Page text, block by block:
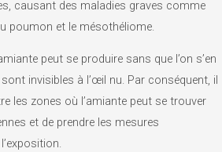
causant des maladies graves comme
poumon et le mésothéliome.
peut se produire sans que l’on s’en
invisibles à l’œil nu. Par conséquent, il
les zones où l’amiante peut se trouver
et de prendre les mesures